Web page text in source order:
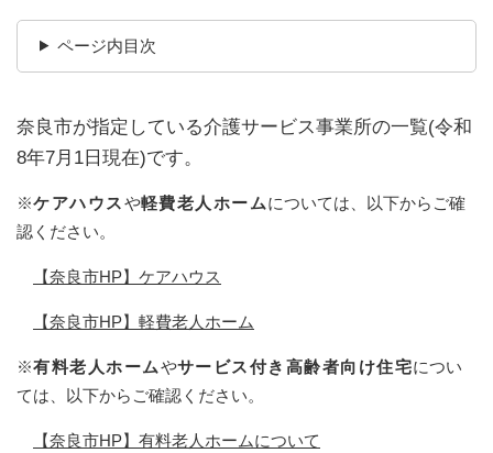
ページ内目次
奈良市が指定している介護サービス事業所の一覧(令和
8年7月1日現在)です。
※ケアハウスや軽費老人ホームについては、以下からご確
認ください。
【奈良市HP】ケアハウス
【奈良市HP】軽費老人ホーム
※有料老人ホームやサービス付き高齢者向け住宅につい
ては、以下からご確認ください。
【奈良市HP】有料老人ホームについて